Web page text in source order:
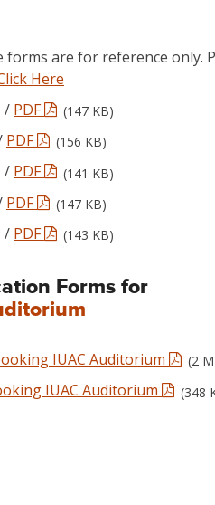
forms are for reference
Here
/ PDF (147 KB)
PDF (156 KB)
/ PDF (141 KB)
PDF (147 KB)
/ PDF (143 KB)
Forms for
IUAC Auditorium (2
IUAC Auditorium (348